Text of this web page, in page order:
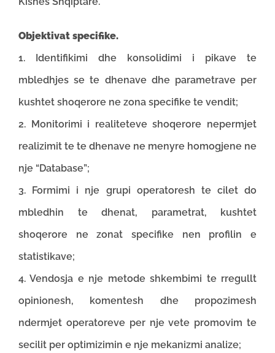
Objektivat specifike.
1. Identifikimi dhe konsolidimi i pikave te
mbledhjes se te dhenave dhe parametrave per
kushtet shoqerore ne zona specifike te vendit;
2. Monitorimi i realiteteve shoqerore nepermjet
realizimit te te dhenave ne menyre homogjene ne
nje “Database”;
3. Formimi i nje grupi operatoresh te cilet do
mbledhin te dhenat, parametrat, kushtet
shoqerore ne zonat specifike nen profilin e
statistikave;
4. Vendosja e nje metode shkembimi te rregullt
opinionesh, komentesh dhe propozimesh
ndermjet operatoreve per nje vete promovim te
secilit per optimizimin e nje mekanizmi analize;